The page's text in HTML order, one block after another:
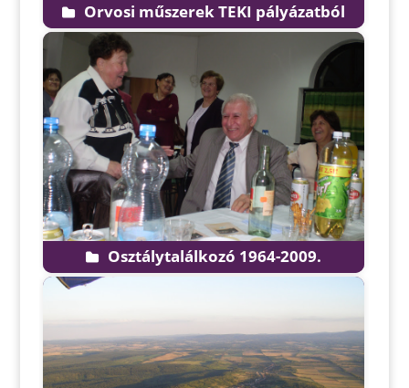
Orvosi műszerek TEKI pályázatból
Osztálytalálkozó 1964-2009.